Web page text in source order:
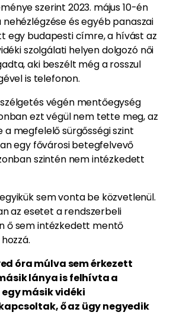
szerint 2023. május 10-én
és egyéb panaszai
budapesti címre, a hívást az
szolgálati helyen dolgozó női
aki beszélt még a rosszul
is telefonon.
végén mentőegység
ezt végül nem tette meg, az
megfelelő sürgősségi szint
egy fővárosi betegfelvevő
szintén nem intézkedett
sem vonta be közvetlenül.
az esetet a rendszerbeli
ő sem intézkedett mentő
óra múlva sem érkezett
lánya is felhívta a
másik vidéki
ő az ügy negyedik